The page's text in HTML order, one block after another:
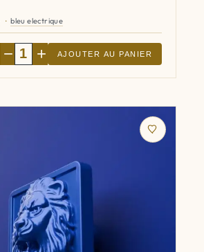
bleu electrique
− + AJOUTER AU PANIER